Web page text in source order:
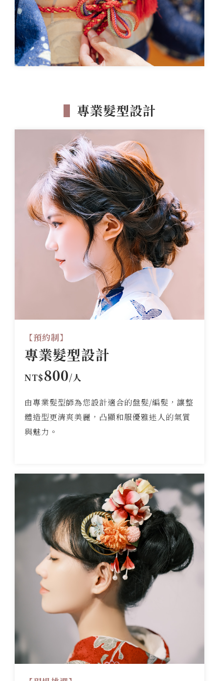
▌ 專業髮型設計
【預約制】
專業髮型設計
NT$800/人
由專業髮型師為您設計適合的盤髮/編髮，讓整
體造型更清爽美麗，凸顯和服優雅迷人的氣質
與魅力。